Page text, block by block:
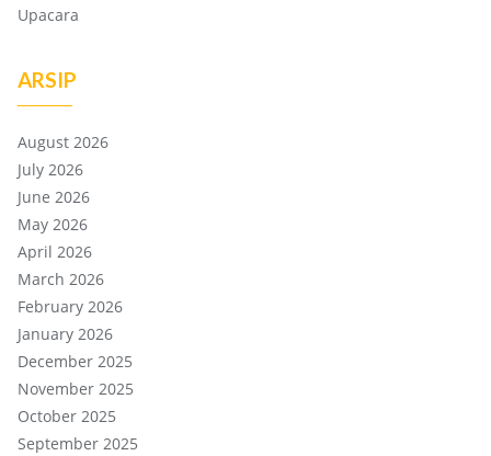
Upacara
ARSIP
August 2026
July 2026
June 2026
May 2026
April 2026
March 2026
February 2026
January 2026
December 2025
November 2025
October 2025
September 2025